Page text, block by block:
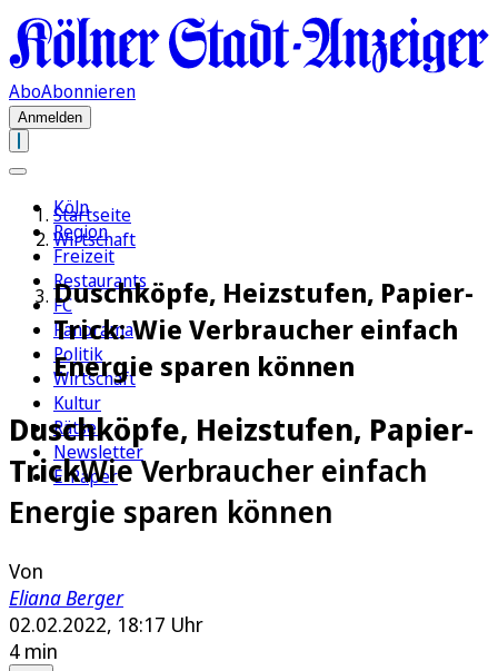
AboAbonnieren
Anmelden
Köln
Region
Freizeit
Restaurants
FC
Panorama
Politik
Wirtschaft
Kultur
Rätsel
Newsletter
E-Paper
Startseite
Wirtschaft
Duschköpfe, Heizstufen, Papier-
Trick: Wie Verbraucher einfach
Energie sparen können
Duschköpfe, Heizstufen, Papier-
TrickWie Verbraucher einfach
Energie sparen können
Von
Eliana Berger
02.02.2022, 18:17 Uhr
4 min